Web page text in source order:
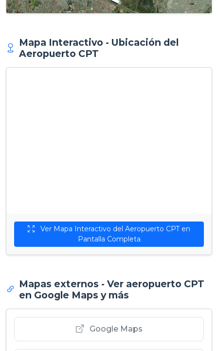
Mapa Interactivo - Ubicación del
Aeropuerto CPT
Pantalla Completa
Mapas externos - Ver aeropuerto CPT
en Google Maps y más
Google Maps